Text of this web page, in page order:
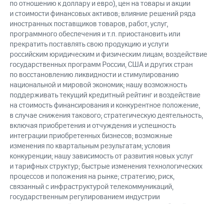
по отношению к доллару и евро), цен на товары и акции
и стоимости финансовых активов; влияние решений ряда
иностранных поставщиков товаров, работ, услуг,
программного обеспечения и т.п. приостановить или
прекратить поставлять свою продукцию и услуги
российским юридическим и физическим лицам; воздействие
государственных программ России, США и других стран
по восстановлению ликвидности и стимулированию
национальной и мировой экономик; нашу возможность
поддерживать текущий кредитный рейтинг и воздействие
на стоимость финансирования и конкурентное положение,
в случае снижения такового; стратегическую деятельность,
включая приобретения и отчуждения и успешность
интеграции приобретенных бизнесов; возможные
изменения по квартальным результатам; условия
конкуренции; нашу зависимость от развития новых услуг
и тарифных структур; быстрые изменения технологических
процессов и положения на рынке; стратегию; риск,
связанный с инфраструктурой телекоммуникаций,
государственным регулированием индустрии